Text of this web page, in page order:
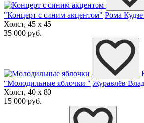
"Концерт с синим акцентом" Рома
Холст, 45 x 45
35 000 руб.
"Молодильные яблочки " Журавлёв
Холст, 40 x 80
15 000 руб.